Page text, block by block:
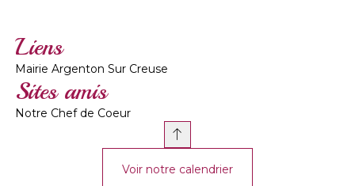
Liens
Mairie Argenton Sur Creuse
Sites amis
Notre Chef de Coeur
Voir notre calendrier